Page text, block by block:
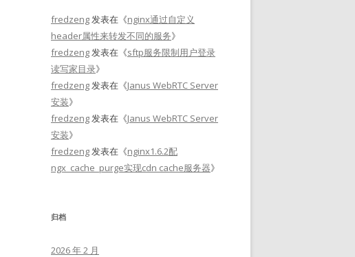
fredzeng发表在《nginx通过自定义
header属性来转发不同的服务》
fredzeng发表在《sftp服务限制用户登录
读写家目录》
fredzeng发表在《Janus WebRTC Server
安装》
fredzeng发表在《Janus WebRTC Server
安装》
fredzeng发表在《nginx1.6.2配
ngx_cache_purge实现cdn cache服务器》
归档
2026 年 2 月